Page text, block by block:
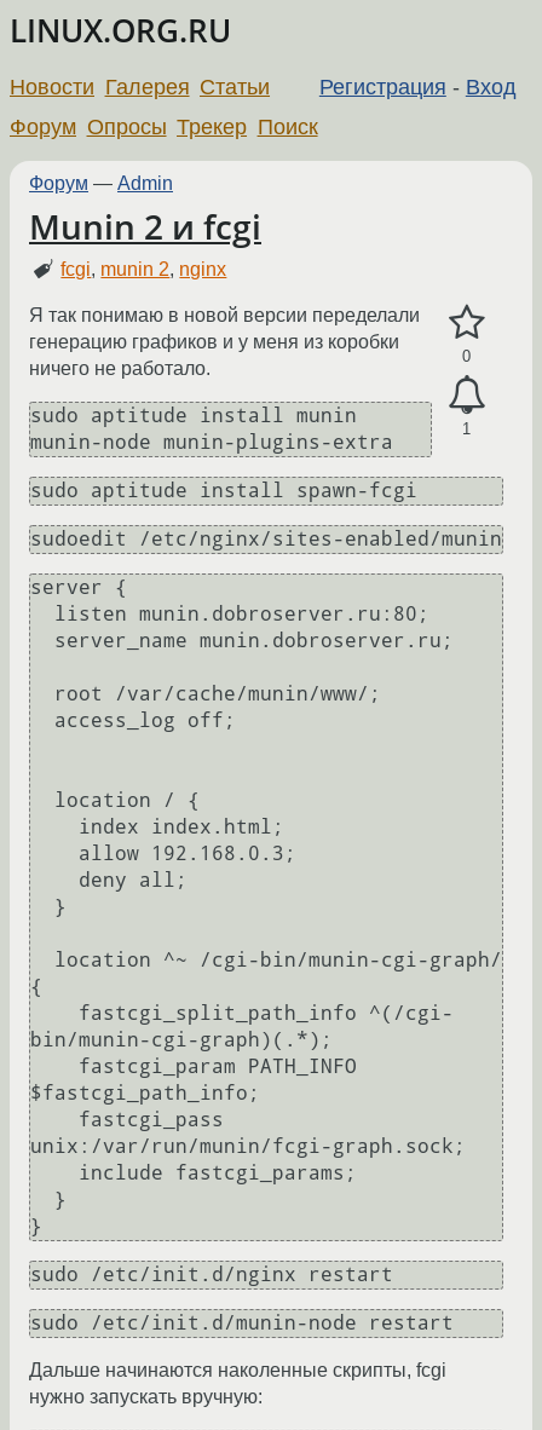
LINUX.ORG.RU
Регистрация - Вход
Новости Галерея Статьи
Форум Опросы Трекер Поиск
Форум — Admin
Munin 2 и fcgi
fcgi, munin 2, nginx
0
1
Я так понимаю в новой версии переделали
генерацию графиков и у меня из коробки
ничего не работало.
sudo aptitude install munin
munin-node munin-plugins-extra
sudo aptitude install spawn-fcgi
sudoedit /etc/nginx/sites-enabled/munin
server {
{
bin/munin-cgi-graph)(.*);
$fastcgi_path_info;
unix:/var/run/munin/fcgi-graph.sock;
}
sudo /etc/init.d/nginx restart
sudo /etc/init.d/munin-node restart
Дальше начинаются наколенные скрипты, fcgi
нужно запускать вручную: